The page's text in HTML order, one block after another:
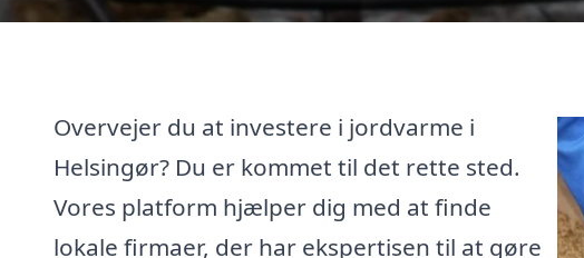
Overvejer du at investere i jordvarme i
Helsingør? Du er kommet til det rette sted.
Vores platform hjælper dig med at finde
lokale firmaer, der har ekspertisen til at gøre